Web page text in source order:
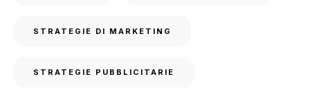
STRATEGIE DI MARKETING
STRATEGIE PUBBLICITARIE